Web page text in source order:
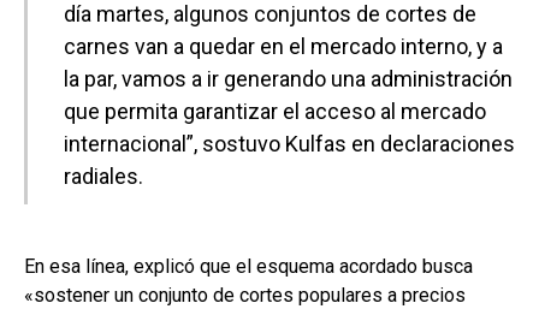
día martes, algunos conjuntos de cortes de
carnes van a quedar en el mercado interno, y a
la par, vamos a ir generando una administración
que permita garantizar el acceso al mercado
internacional”, sostuvo Kulfas en declaraciones
radiales.
En esa línea, explicó que el esquema acordado busca
«sostener un conjunto de cortes populares a precios